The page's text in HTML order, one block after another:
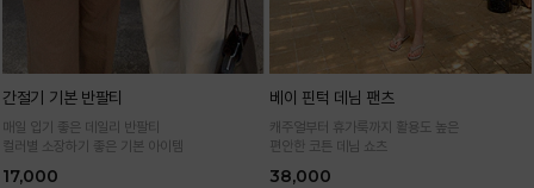
간절기 기본 반팔티
매일 입기 좋은 데일리 반팔티
컬러별 소장하기 좋은 기본 아이템
17,000
베이 핀턱 데님 팬츠
캐주얼부터 휴가룩까지 활용도 높은
편안한 코튼 데님 쇼츠
38,000